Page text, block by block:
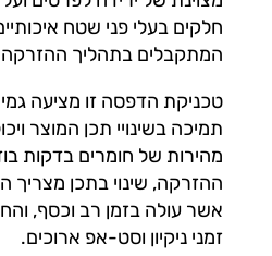
חלקים בעלי פני שטח
המתקבלים בתהליך
טכניקת הדפסה זו מציעה
תמיכה בשינויי תכן המוצר
מהירות של חומרים בדקות
ההזרקה, שינוי בתכן
אשר עולה בזמן רב וכסף,
זמני ניקיון וסט-אפ ארוכים.